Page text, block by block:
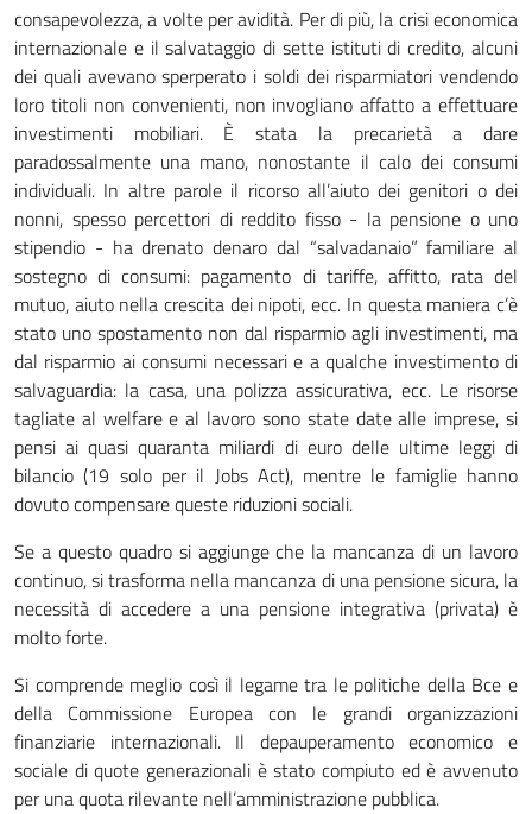
consapevolezza, a volte per avidità. Per di più, la crisi economica
internazionale e il salvataggio di sette istituti di credito, alcuni
dei quali avevano sperperato i soldi dei risparmiatori vendendo
loro titoli non convenienti, non invogliano affatto a effettuare
investimenti mobiliari. È stata la precarietà a dare
paradossalmente una mano, nonostante il calo dei consumi
individuali. In altre parole il ricorso all’aiuto dei genitori o dei
nonni, spesso percettori di reddito fisso - la pensione o uno
stipendio - ha drenato denaro dal “salvadanaio” familiare al
sostegno di consumi: pagamento di tariffe, affitto, rata del
mutuo, aiuto nella crescita dei nipoti, ecc. In questa maniera c’è
stato uno spostamento non dal risparmio agli investimenti, ma
dal risparmio ai consumi necessari e a qualche investimento di
salvaguardia: la casa, una polizza assicurativa, ecc. Le risorse
tagliate al welfare e al lavoro sono state date alle imprese, si
pensi ai quasi quaranta miliardi di euro delle ultime leggi di
bilancio (19 solo per il Jobs Act), mentre le famiglie hanno
dovuto compensare queste riduzioni sociali.
Se a questo quadro si aggiunge che la mancanza di un lavoro
continuo, si trasforma nella mancanza di una pensione sicura, la
necessità di accedere a una pensione integrativa (privata) è
molto forte.
Si comprende meglio così il legame tra le politiche della Bce e
della Commissione Europea con le grandi organizzazioni
finanziarie internazionali. Il depauperamento economico e
sociale di quote generazionali è stato compiuto ed è avvenuto
per una quota rilevante nell’amministrazione pubblica.